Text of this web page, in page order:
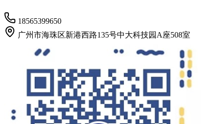
18565399650
广州市海珠区新港西路135号中大科技园A座508室